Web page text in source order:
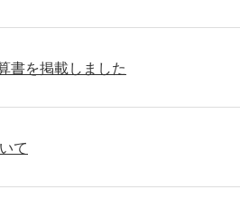
書を掲載しました
て